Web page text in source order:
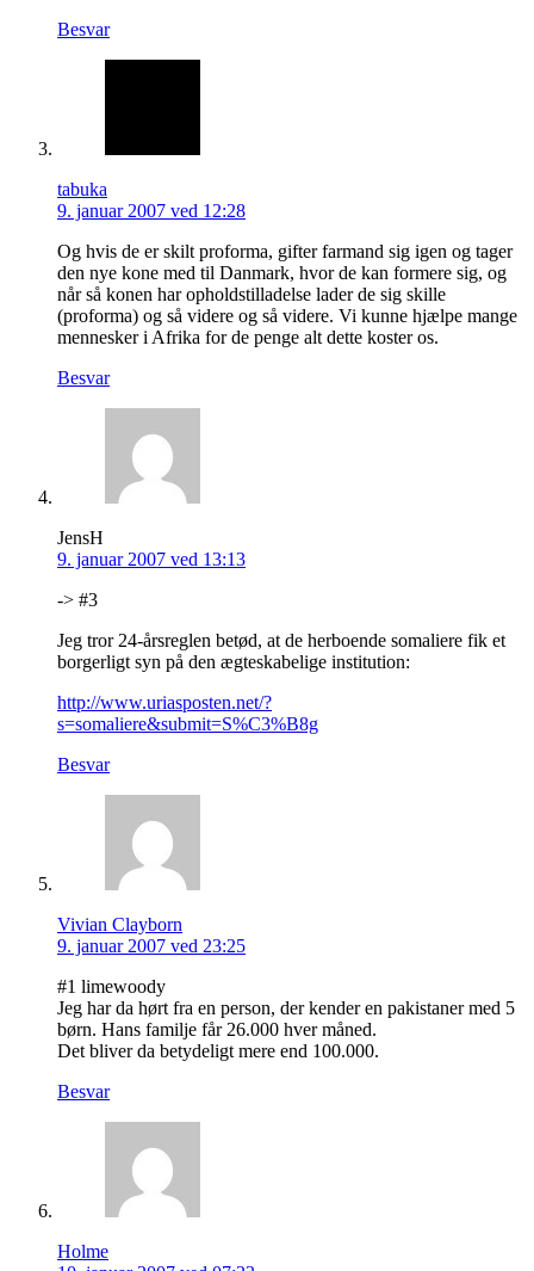
Besvar
tabuka
9. januar 2007 ved 12:28
Og hvis de er skilt proforma, gifter farmand sig igen og tager
den nye kone med til Danmark, hvor de kan formere sig, og
når så konen har opholdstilladelse lader de sig skille
(proforma) og så videre og så videre. Vi kunne hjælpe mange
mennesker i Afrika for de penge alt dette koster os.
Besvar
JensH
9. januar 2007 ved 13:13
-> #3
Jeg tror 24-årsreglen betød, at de herboende somaliere fik et
borgerligt syn på den ægteskabelige institution:
http://www.uriasposten.net/?
s=somaliere&submit=S%C3%B8g
Besvar
Vivian Clayborn
9. januar 2007 ved 23:25
#1 limewoody
Jeg har da hørt fra en person, der kender en pakistaner med 5
børn. Hans familje får 26.000 hver måned.
Det bliver da betydeligt mere end 100.000.
Besvar
Holme